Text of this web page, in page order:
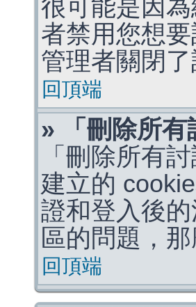
很可能是因
者禁用您想
管理者關閉
回頂端
» 「刪除所
「刪除所有
建立的
證和登入後
區的問題，
回頂端